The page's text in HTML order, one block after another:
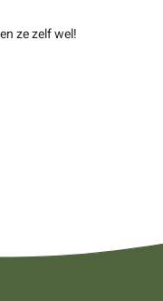
ze zelf wel!